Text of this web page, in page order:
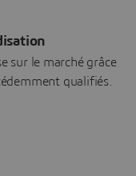
sur le marché grâce
qualifiés.